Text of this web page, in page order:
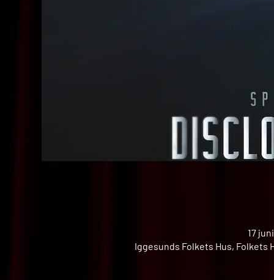
17
Iggesunds Folkets Hus, Folkets